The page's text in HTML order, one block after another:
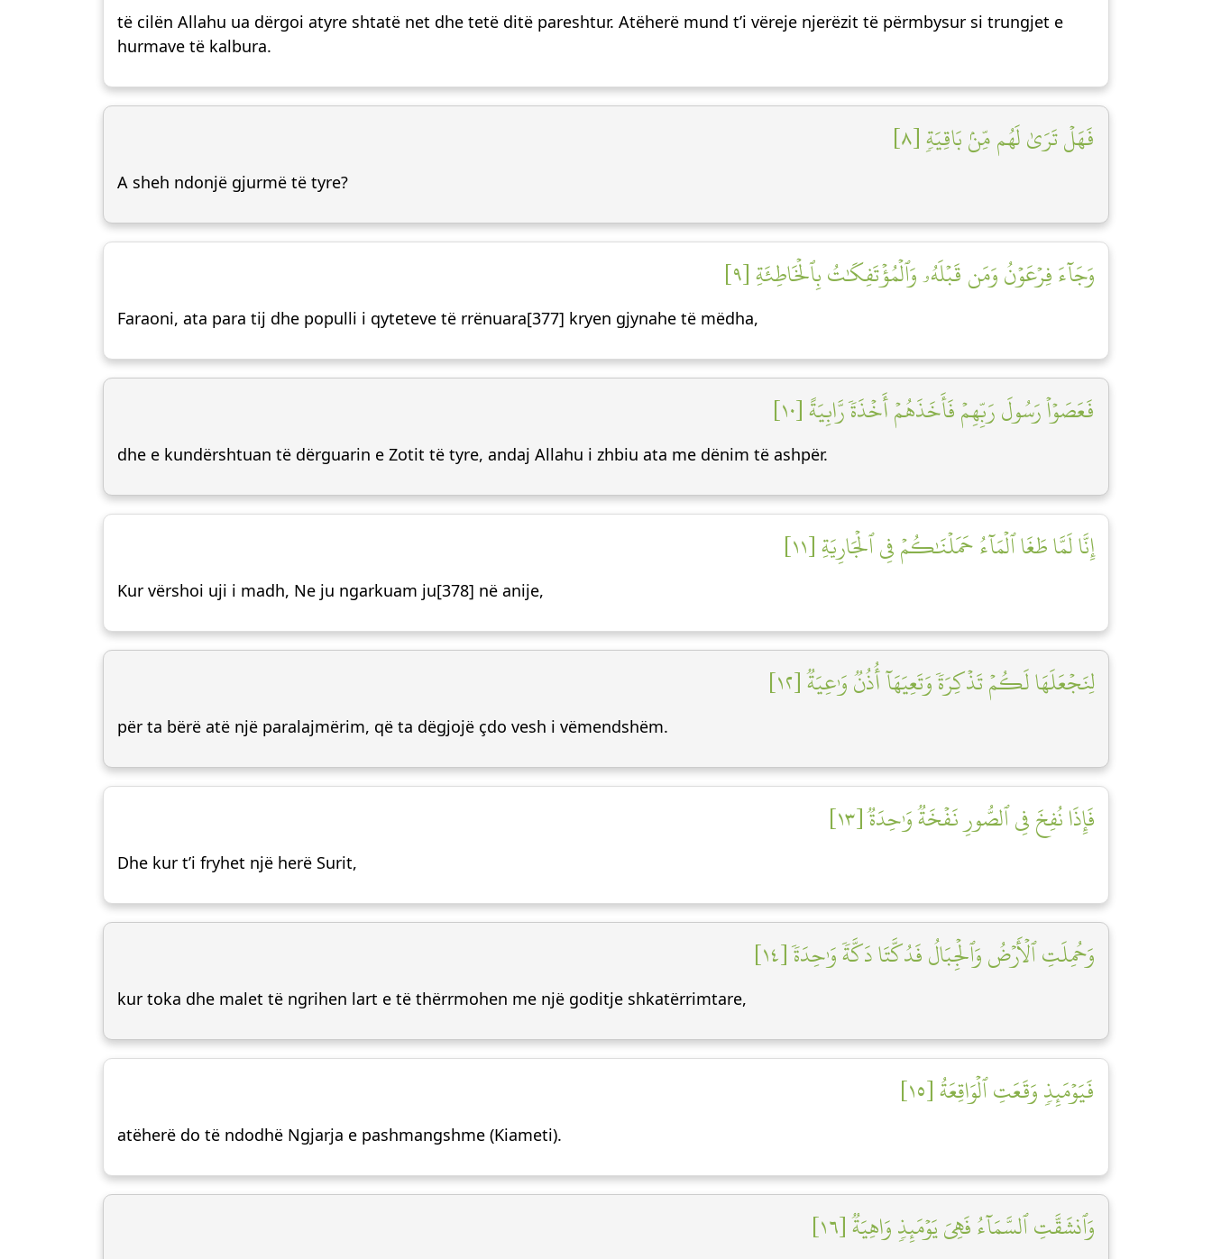
të cilën Allahu ua dërgoi atyre shtatë net dhe tetë ditë pareshtur. Atëherë mund t’i vëreje njerëzit të përmbysur si trungjet e
hurmave të kalbura.
فَهَلۡ تَرَىٰ لَهُم مِّنۢ بَاقِيَةٖ [٨]
A sheh ndonjë gjurmë të tyre?
وَجَآءَ فِرۡعَوۡنُ وَمَن قَبۡلَهُۥ وَٱلۡمُؤۡتَفِكَٰتُ بِٱلۡخَاطِئَةِ [٩]
Faraoni, ata para tij dhe populli i qyteteve të rrënuara[377] kryen gjynahe të mëdha,
فَعَصَوۡاْ رَسُولَ رَبِّهِمۡ فَأَخَذَهُمۡ أَخۡذَةٗ رَّابِيَةً [١٠]
dhe e kundërshtuan të dërguarin e Zotit të tyre, andaj Allahu i zhbiu ata me dënim të ashpër.
إِنَّا لَمَّا طَغَا ٱلۡمَآءُ حَمَلۡنَٰكُمۡ فِي ٱلۡجَارِيَةِ [١١]
Kur vërshoi uji i madh, Ne ju ngarkuam ju[378] në anije,
لِنَجۡعَلَهَا لَكُمۡ تَذۡكِرَةٗ وَتَعِيَهَآ أُذُنٞ وَٰعِيَةٞ [١٢]
për ta bërë atë një paralajmërim, që ta dëgjojë çdo vesh i vëmendshëm.
فَإِذَا نُفِخَ فِي ٱلصُّورِ نَفۡخَةٞ وَٰحِدَةٞ [١٣]
Dhe kur t’i fryhet një herë Surit,
وَحُمِلَتِ ٱلۡأَرۡضُ وَٱلۡجِبَالُ فَدُكَّتَا دَكَّةٗ وَٰحِدَةٗ [١٤]
kur toka dhe malet të ngrihen lart e të thërrmohen me një goditje shkatërrimtare,
فَيَوۡمَئِذٖ وَقَعَتِ ٱلۡوَاقِعَةُ [١٥]
atëherë do të ndodhë Ngjarja e pashmangshme (Kiameti).
وَٱنشَقَّتِ ٱلسَّمَآءُ فَهِيَ يَوۡمَئِذٖ وَاهِيَةٞ [١٦]